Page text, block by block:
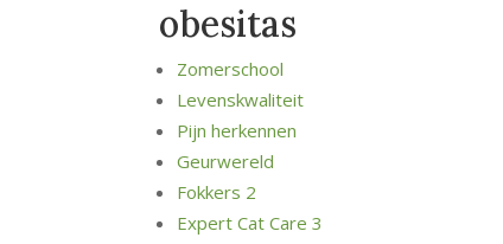
obesitas
Zomerschool
Levenskwaliteit
Pijn herkennen
Geurwereld
Fokkers 2
Expert Cat Care 3